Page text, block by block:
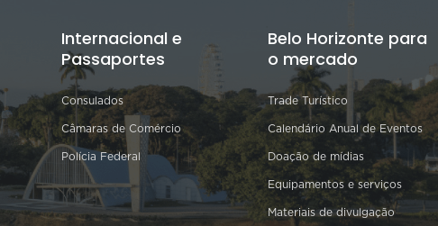
Internacional e
Passaportes
Consulados
Câmaras de Comércio
Polícia Federal
Belo Horizonte para
o mercado
Trade Turístico
Calendário Anual de Eventos
Doação de mídias
Equipamentos e serviços
Materiais de divulgação